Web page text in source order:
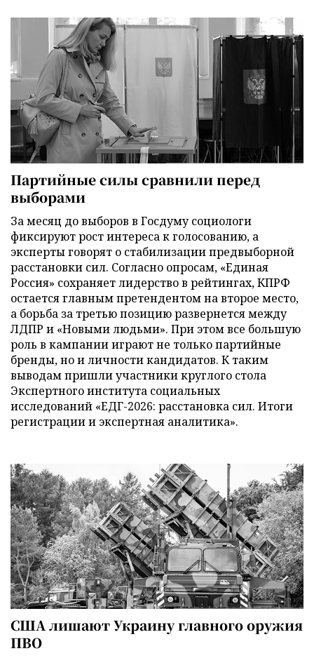
Партийные силы сравнили перед
выборами
За месяц до выборов в Госдуму социологи
фиксируют рост интереса к голосованию, а
эксперты говорят о стабилизации предвыборной
расстановки сил. Согласно опросам, «Единая
Россия» сохраняет лидерство в рейтингах, КПРФ
остается главным претендентом на второе место,
а борьба за третью позицию развернется между
ЛДПР и «Новыми людьми». При этом все большую
роль в кампании играют не только партийные
бренды, но и личности кандидатов. К таким
выводам пришли участники круглого стола
Экспертного института социальных
исследований «ЕДГ-2026: расстановка сил. Итоги
регистрации и экспертная аналитика».
США лишают Украину главного оружия
ПВО